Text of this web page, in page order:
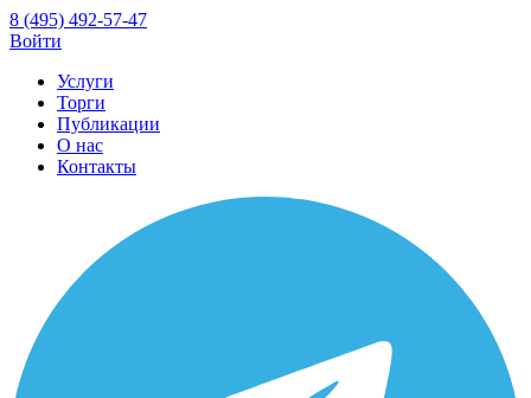
8 (495) 492-57-47
Войти
Услуги
Торги
Публикации
О нас
Контакты